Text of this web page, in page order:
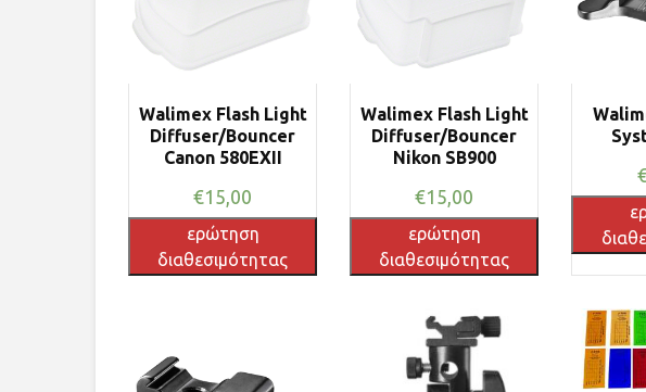
Walimex Flash Light
Diffuser/Bouncer
Canon 580EXII
€15,00
ερώτηση
διαθεσιμότητας
Walimex Flash Light
Diffuser/Bouncer
Nikon SB900
€15,00
ερώτηση
διαθεσιμότητας